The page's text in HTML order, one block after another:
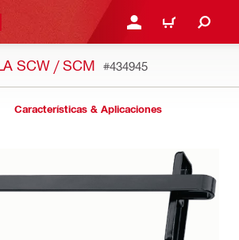
INICIE SESIÓN O
CARRITO
SCW / SCM #434945
Características & Aplicaciones